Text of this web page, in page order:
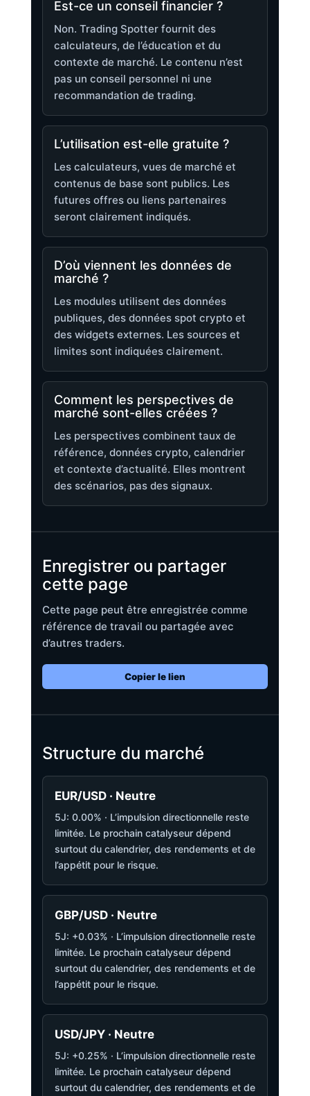
Est-ce un conseil financier ?
Non. Trading Spotter fournit des
calculateurs, de l’éducation et du
contexte de marché. Le contenu n’est
pas un conseil personnel ni une
recommandation de trading.
L’utilisation est-elle gratuite ?
Les calculateurs, vues de marché et
contenus de base sont publics. Les
futures offres ou liens partenaires
seront clairement indiqués.
D’où viennent les données de
marché ?
Les modules utilisent des données
publiques, des données spot crypto et
des widgets externes. Les sources et
limites sont indiquées clairement.
Comment les perspectives de
marché sont-elles créées ?
Les perspectives combinent taux de
référence, données crypto, calendrier
et contexte d’actualité. Elles montrent
des scénarios, pas des signaux.
Enregistrer ou partager
cette page
Cette page peut être enregistrée comme
référence de travail ou partagée avec
d’autres traders.
Copier le lien
Structure du marché
EUR/USD · Neutre
5J: 0.00% · L’impulsion directionnelle reste
limitée. Le prochain catalyseur dépend
surtout du calendrier, des rendements et de
l’appétit pour le risque.
GBP/USD · Neutre
5J: +0.03% · L’impulsion directionnelle reste
limitée. Le prochain catalyseur dépend
surtout du calendrier, des rendements et de
l’appétit pour le risque.
USD/JPY · Neutre
5J: +0.25% · L’impulsion directionnelle reste
limitée. Le prochain catalyseur dépend
surtout du calendrier, des rendements et de